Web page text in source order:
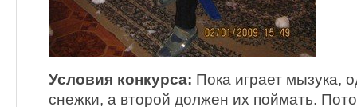
Условия конкурса: Пока играет мызука,
снежки, а второй должен их поймать.